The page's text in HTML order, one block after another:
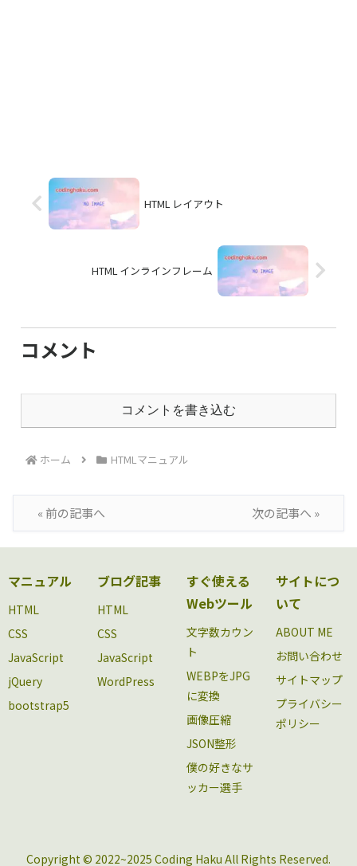
HTML レイアウト
HTML インラインフレーム
コメント
コメントを書き込む
ホーム HTMLマニュアル
« 前の記事へ 次の記事へ »
マニュアル
HTML
CSS
JavaScript
jQuery
bootstrap5
ブログ記事
HTML
CSS
JavaScript
WordPress
すぐ使える
Webツール
文字数カウン
ト
WEBPをJPG
に変換
画像圧縮
JSON整形
僕の好きなサ
ッカー選手
サイトにつ
いて
ABOUT ME
お問い合わせ
サイトマップ
プライバシー
ポリシー
Copyright © 2022~2025 Coding Haku All Rights Reserved.